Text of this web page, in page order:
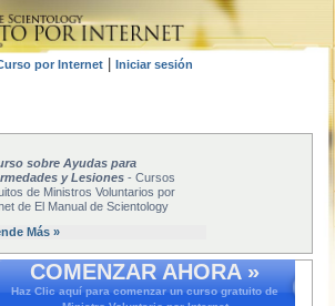
por Internet Iniciar sesión
sobre Ayudas para
y Lesiones - Cursos
de Ministros Voluntarios por
de El Manual de Scientology
Más »
COMENZAR AHORA »
Haz Clic aquí para comenzar un curso gratuito de